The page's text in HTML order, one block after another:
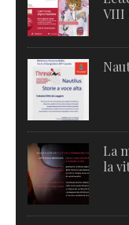
VIII
La
la